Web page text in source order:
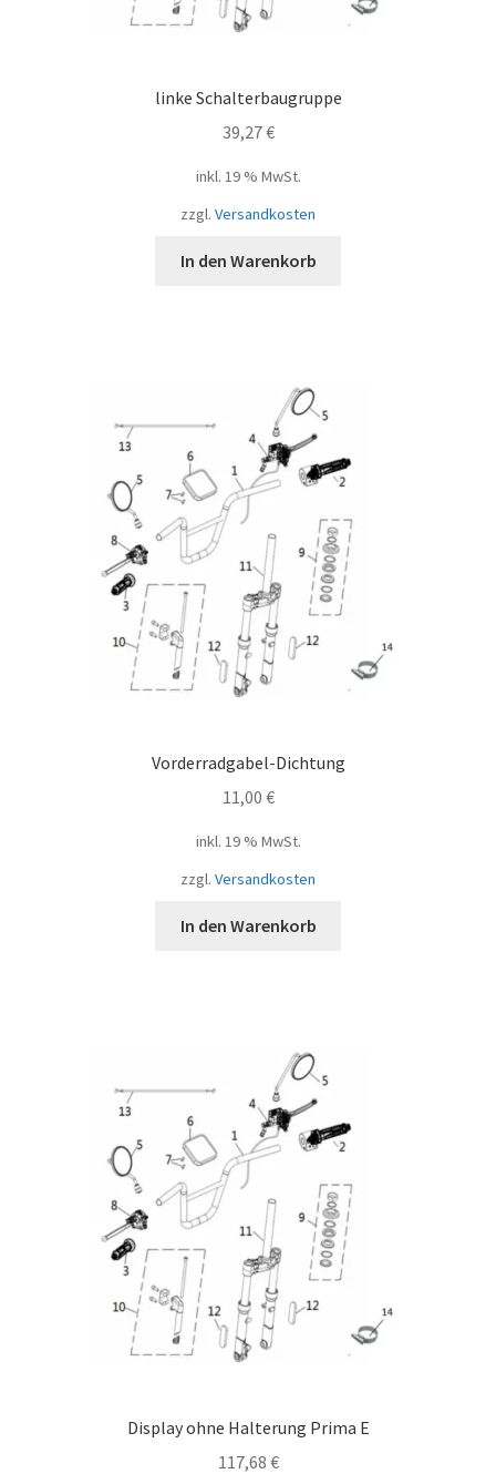
linke Schalterbaugruppe
39,27€
inkl. 19 % MwSt.
zzgl. Versandkosten
In den Warenkorb
Vorderradgabel-Dichtung
11,00 €
inkl. 19 % MwSt.
zzgl. Versandkosten
In den Warenkorb
Display ohne Halterung Prima E
117,68 €